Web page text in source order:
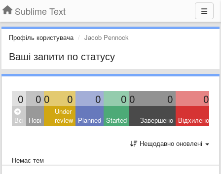
Sublime Text
Профіль користувача Jacob Pennock
Ваші запити по статусу
0 0 0 0 0 0 0 0 0
Всі Нові
Under
review Planned Started Завершено Відхилено
Нещодавно оновлені
Немає тем